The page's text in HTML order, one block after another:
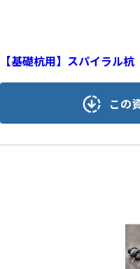
【基礎杭用】スパイラル杭
この